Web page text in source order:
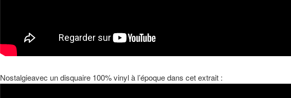
Nostalgieavec un disquaire 100% vinyl à l’époque dans cet extrait :